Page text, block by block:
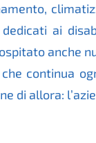
ai
anche
continua
di allora: